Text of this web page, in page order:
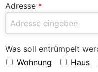
Adresse *
Was soll entrümpelt
Wohnung
Haus